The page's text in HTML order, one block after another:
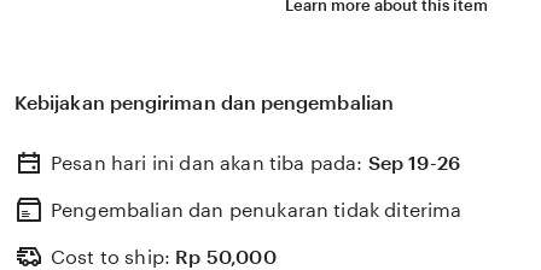
Situs TIP4D LOGIN akses aman handal terbaru Seniors
dengan kebutuhan usia senior solusi handal terpercaya.
Learn more about this item
Kebijakan pengiriman dan pengembalian
Pesan hari ini dan akan tiba pada: Sep 19-26
Pengembalian dan penukaran tidak diterima
Cost to ship: Rp 50,000